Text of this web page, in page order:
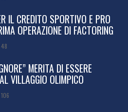
IL CREDITO SPORTIVO E PRO
OPERAZIONE DI FACTORING
48
MERITA DI ESSERE
VILLAGGIO OLIMPICO
106